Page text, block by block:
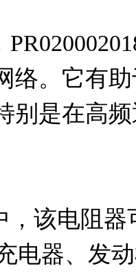
络。它有
别是在高
电器、发